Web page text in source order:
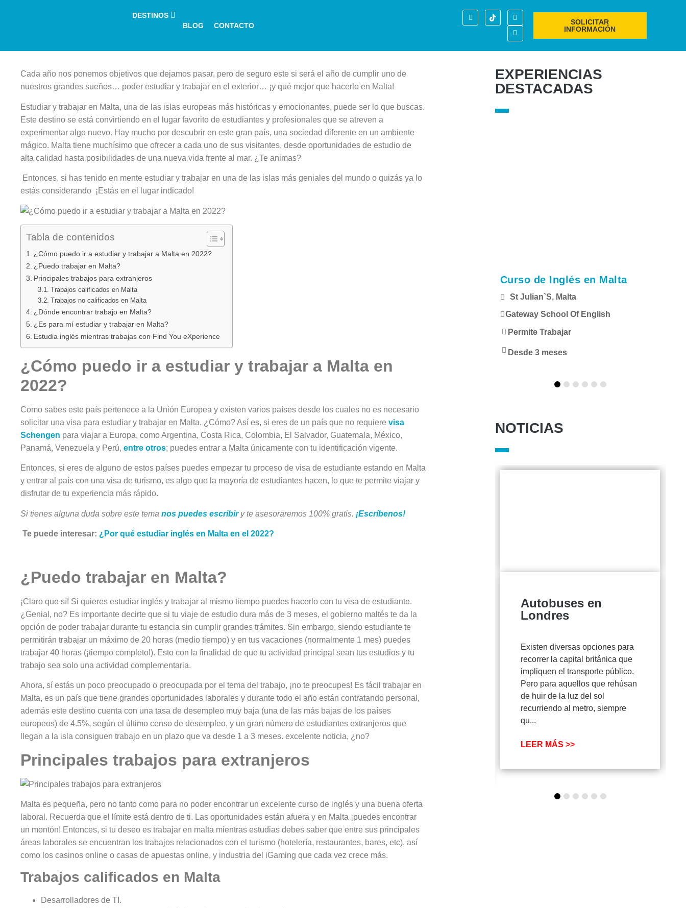
DESTINOS
BLOG
CONTACTO
SOLICITAR
INFORMACIÓN
Cada año nos ponemos objetivos que dejamos pasar, pero de seguro este si será el año de cumplir uno de
nuestros grandes sueños… poder estudiar y trabajar en el exterior… ¡y qué mejor que hacerlo en Malta!
Estudiar y trabajar en Malta, una de las islas europeas más históricas y emocionantes, puede ser lo que buscas.
Este destino se está convirtiendo en el lugar favorito de estudiantes y profesionales que se atreven a
experimentar algo nuevo. Hay mucho por descubrir en este gran país, una sociedad diferente en un ambiente
mágico. Malta tiene muchísimo que ofrecer a cada uno de sus visitantes, desde oportunidades de estudio de
alta calidad hasta posibilidades de una nueva vida frente al mar. ¿Te animas?
Entonces, si has tenido en mente estudiar y trabajar en una de las islas más geniales del mundo o quizás ya lo
estás considerando ¡Estás en el lugar indicado!
Tabla de contenidos
¿Cómo puedo ir a estudiar y trabajar a Malta en 2022?
¿Puedo trabajar en Malta?
Principales trabajos para extranjeros
Trabajos calificados en Malta
Trabajos no calificados en Malta
¿Dónde encontrar trabajo en Malta?
¿Es para mí estudiar y trabajar en Malta?
Estudia inglés mientras trabajas con Find You eXperience
¿Cómo puedo ir a estudiar y trabajar a Malta en
2022?
Como sabes este país pertenece a la Unión Europea y existen varios países desde los cuales no es necesario
solicitar una visa para estudiar y trabajar en Malta. ¿Cómo? Así es, si eres de un país que no requierevisa
Schengen para viajar a Europa, como Argentina, Costa Rica, Colombia, El Salvador, Guatemala, México,
Panamá, Venezuela y Perú,entre otros; puedes entrar a Malta únicamente con tu identificación vigente.
Entonces, si eres de alguno de estos países puedes empezar tu proceso de visa de estudiante estando en Malta
y entrar al país con una visa de turismo, es algo que la mayoría de estudiantes hacen, lo que te permite viajar y
disfrutar de tu experiencia más rápido.
Si tienes alguna duda sobre este temanos puedes escribir y te asesoraremos 100% gratis. ¡Escríbenos!
Te puede interesar: ¿Por qué estudiar inglés en Malta en el 2022?
¿Puedo trabajar en Malta?
¡Claro que sí! Si quieres estudiar inglés y trabajar al mismo tiempo puedes hacerlo con tu visa de estudiante.
¿Genial, no? Es importante decirte que si tu viaje de estudio dura más de 3 meses, el gobierno maltés te da la
opción de poder trabajar durante tu estancia sin cumplir grandes trámites. Sin embargo, siendo estudiante te
permitirán trabajar un máximo de 20 horas (medio tiempo) y en tus vacaciones (normalmente 1 mes) puedes
trabajar 40 horas (¡tiempo completo!). Esto con la finalidad de que tu actividad principal sean tus estudios y tu
trabajo sea solo una actividad complementaria.
Ahora, sí estás un poco preocupado o preocupada por el tema del trabajo, ¡no te preocupes! Es fácil trabajar en
Malta, es un país que tiene grandes oportunidades laborales y durante todo el año están contratando personal,
además este destino cuenta con una tasa de desempleo muy baja (una de las más bajas de los países
europeos) de 4.5%, según el último censo de desempleo, y un gran número de estudiantes extranjeros que
llegan a la isla consiguen trabajo en un plazo que va desde 1 a 3 meses. excelente noticia, ¿no?
Principales trabajos para extranjeros
Malta es pequeña, pero no tanto como para no poder encontrar un excelente curso de inglés y una buena oferta
laboral. Recuerda que el límite está dentro de ti. Las oportunidades están afuera y en Malta ¡puedes encontrar
un montón! Entonces, si tu deseo es trabajar en malta mientras estudias debes saber que entre sus principales
áreas laborales se encuentran los trabajos relacionados con el turismo (hotelería, restaurantes, bares, etc), así
como los casinos online o casas de apuestas online, y industria del iGaming que cada vez crece más.
Trabajos calificados en Malta
Desarrolladores de TI.
EXPERIENCIAS
DESTACADAS
Curso de Inglés en Malta
St Julian`s, Malta
Gateway School Of English
Permite Trabajar
Desde 3 meses
NOTICIAS
Academias para
Estudiar Inglés en
Estados Unidos
Tabla de contenidos Toggle
Ciudades donde formarte con
además estas ciudadesQué
puedes encontrar en Estados
UnidosEstudiar inglés en
Estados Unidos viviendo en
Amé...
Autobuses en
Londres
Existen diversas opciones para
recorrer la capital británica que
impliquen el transporte público.
Pero para aquellos que rehúsan
de huir de la luz del sol
recurriendo al metro, siempre
qu...
LEER MÁS >>